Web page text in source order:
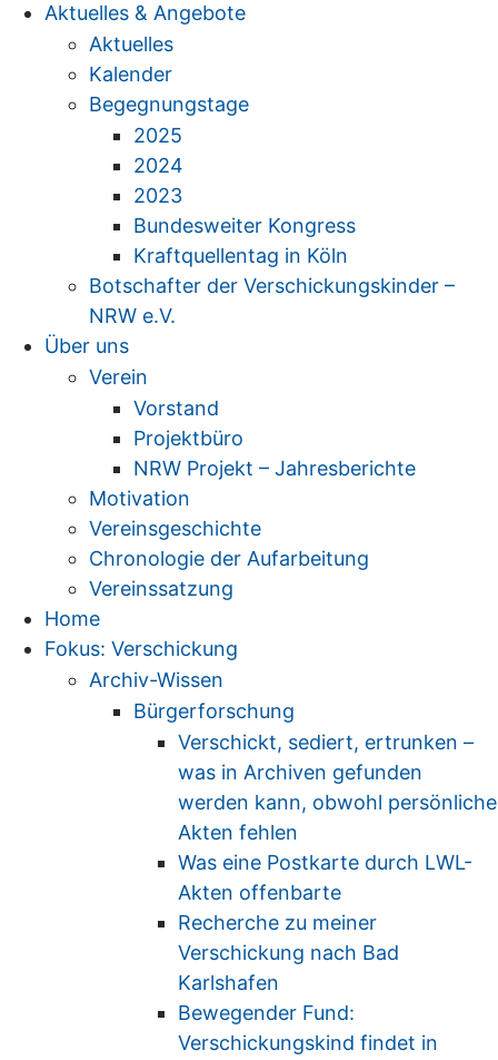
Aktuelles & Angebote
Aktuelles
Kalender
Begegnungstage
2025
2024
2023
Bundesweiter Kongress
Kraftquellentag in Köln
Botschafter der Verschickungskinder –
NRW e.V.
Über uns
Verein
Vorstand
Projektbüro
NRW Projekt – Jahresberichte
Motivation
Vereinsgeschichte
Chronologie der Aufarbeitung
Vereinssatzung
Home
Fokus: Verschickung
Archiv-Wissen
Bürgerforschung
Verschickt, sediert, ertrunken –
was in Archiven gefunden
werden kann, obwohl persönliche
Akten fehlen
Was eine Postkarte durch LWL-
Akten offenbarte
Recherche zu meiner
Verschickung nach Bad
Karlshafen
Bewegender Fund:
Verschickungskind findet in